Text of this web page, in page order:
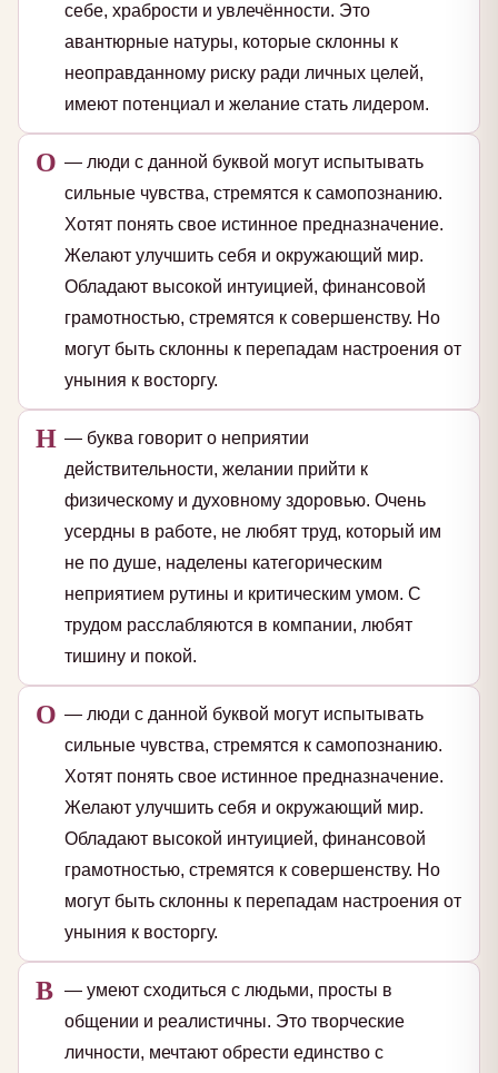
себе, храбрости и увлечённости. Это
авантюрные натуры, которые склонны к
неоправданному риску ради личных целей,
имеют потенциал и желание стать лидером.
О — люди с данной буквой могут испытывать
сильные чувства, стремятся к самопознанию.
Хотят понять свое истинное предназначение.
Желают улучшить себя и окружающий мир.
Обладают высокой интуицией, финансовой
грамотностью, стремятся к совершенству. Но
могут быть склонны к перепадам настроения от
уныния к восторгу.
Н — буква говорит о неприятии
действительности, желании прийти к
физическому и духовному здоровью. Очень
усердны в работе, не любят труд, который им
не по душе, наделены категорическим
неприятием рутины и критическим умом. С
трудом расслабляются в компании, любят
тишину и покой.
О — люди с данной буквой могут испытывать
сильные чувства, стремятся к самопознанию.
Хотят понять свое истинное предназначение.
Желают улучшить себя и окружающий мир.
Обладают высокой интуицией, финансовой
грамотностью, стремятся к совершенству. Но
могут быть склонны к перепадам настроения от
уныния к восторгу.
В — умеют сходиться с людьми, просты в
общении и реалистичны. Это творческие
личности, мечтают обрести единство с